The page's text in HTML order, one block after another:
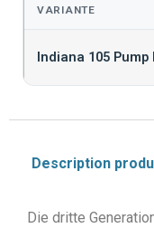
VARIANTE
Indiana 105 Pump
Description
Die dritte